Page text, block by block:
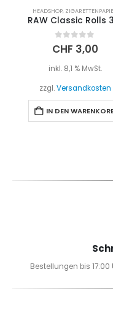
HEADSHOP,
RAW Classic Rolls
0 out of 5
CHF 3,00
inkl. 8,1 % MwSt.
zzgl.Versandkosten
IN DEN
Bestellungen bis